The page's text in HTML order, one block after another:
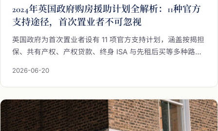
2024年英国政府购房援助计划全解析：11种官方
支持途径，首次置业者不可忽视
英国政府为首次置业者设有 11 项官方支持计划，涵盖按揭担
保、共有产权、产权贷款、终身 ISA 与先租后买等多种路
合自身处境的置业策略。
2026-06-20